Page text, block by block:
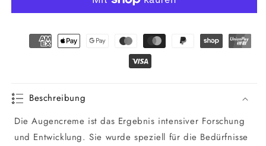
Beschreibung
Die Augencreme ist das Ergebnis intensiver Forschung
und Entwicklung. Sie wurde speziell für die Bedürfnisse